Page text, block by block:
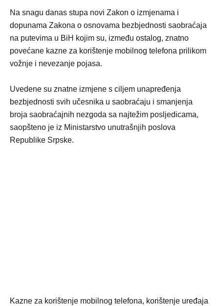
Na snagu danas stupa novi Zakon o izmjenama i
dopunama Zakona o osnovama bezbjednosti saobraćaja
na putevima u BiH kojim su, između ostalog, znatno
povećane kazne za korištenje mobilnog telefona prilikom
vožnje i nevezanje pojasa.
Uvedene su znatne izmjene s ciljem unapređenja
bezbjednosti svih učesnika u saobraćaju i smanjenja
broja saobraćajnih nezgoda sa najtežim posljedicama,
saopšteno je iz Ministarstvo unutrašnjih poslova
Republike Srpske.
Kazne za korištenje mobilnog telefona, korištenje uređaja